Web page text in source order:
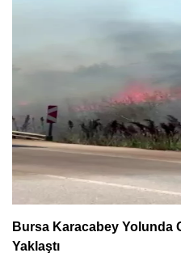
Bursa Karacabey Yolunda
Yaklaştı